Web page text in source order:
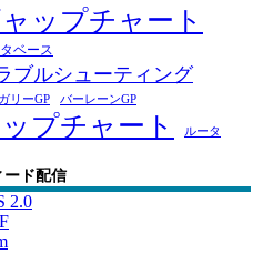
ップチャート
ベース
ブルシューティング
リーGP バーレーンGP
プチャート ルータ
ード配信
2.0